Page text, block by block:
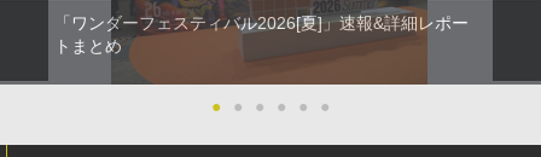
「ワンダーフェスティバル2026[夏]」速報&詳細レポー
トまとめ
● ● ● ● ● ●